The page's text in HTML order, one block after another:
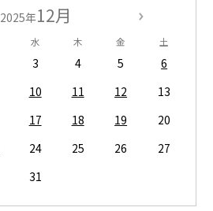
2025年12月
水 木 金 土
3 4 5
6
10 11 12
13
17 18 19
20
24 25 26
27
31